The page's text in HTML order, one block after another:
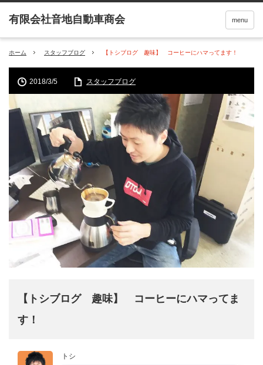
menu
ホーム スタッフブログ 【トシブログ 趣味】 コーヒーにハマってます！
2018/3/5 スタッフブログ
【トシブログ 趣味】 コーヒーにハマってま
す！
トシ